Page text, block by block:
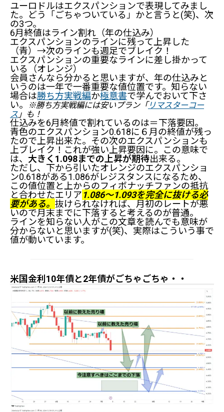
ユーロドルはエクスパンションで表現してみまし
た。どう「ごちゃついている」かと言うと(笑)、次
の3つ。
6月終値はライン割れ（年の仕込み）
エクスパンションのラインに残って上昇した
（青）→次のラインも週足でブレイク！
エクスパンションの重要なラインに差し掛かって
いる（オレンジ）
会員さんなら分かると思いますが、年の仕込みと
いうのは一年で一番重要な値位置です。知らない
場合は勝ち方実戦編か極意書で学んでおいて下さ
い。
※勝ち方実戦編には安いプラン「 リマスターコー
ス 」も！
仕込みを6月終値で割れているのは＝下落要因。
青色のエクスパンション0.618に６月の終値が残っ
たので上昇出来た。その次のエクスパンションも
上ブレイク！これが強い上昇要因に。この意味で
は、 大きく1.098までの上昇が期待出来る。
ただし、下から引いたオレンジのエクスパンショ
ン0.618がある1.086がレジスタンスになるため、
この値位置と上からのフィボナッチファンの抵抗
と合わせたエリア1.086～1.093を完全に抜ける必
要がある。 抜けられなければ、月初のレートが悪
いので月末までに下落すると考えるのが普通。
ラインを知らない人がこの文章を読んでも意味が
分からないと思いますが(笑)、実際はこういう事で
値が動いています。
米国金利10年債と2年債がごちゃごちゃ・・